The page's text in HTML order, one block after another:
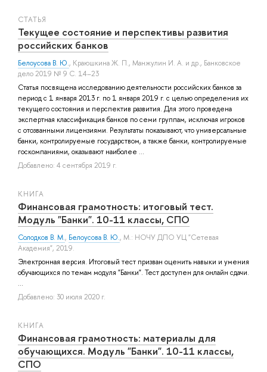
СТАТЬЯ
Текущее состояние и перспективы развития
российских банков
Белоусова В. Ю., Краюшкина Ж. П., Манжулин И. А. и др., Банковское
дело 2019 № 9 С. 14–23
Статья посвящена исследованию деятельности российских банков за
период с 1 января 2013 г. по 1 января 2019 г. с целью определения их
текущего состояния и перспектив развития. Для этого проведена
экспертная классификация банков по семи группам, исключая игроков
с отозванными лицензиями. Результаты показывают, что универсальные
банки, контролируемые государством, а также банки, контролируемые
госкомпаниями, оказывают наиболее ...
Добавлено: 4 сентября 2019 г.
КНИГА
Финансовая грамотность: итоговый тест.
Модуль "Банки". 10-11 классы, СПО
Солодков В. М., Белоусова В. Ю., М.: НОЧУ ДПО УЦ "Сетевая
Академия", 2019.
Электронная версия. Итоговый тест призван оценить навыки и умения
обучающихся по темам модуля "Банки". Тест доступен для онлайн сдачи.
...
Добавлено: 30 июля 2020 г.
КНИГА
Финансовая грамотность: материалы для
обучающихся. Модуль "Банки". 10-11 классы,
СПО